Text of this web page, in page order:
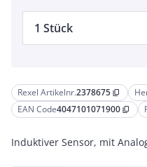
Rexel Artikelnr.2378675 content_copy
EAN Code4047101071900 content_copy
Induktiver Sensor, mit
1 Stück